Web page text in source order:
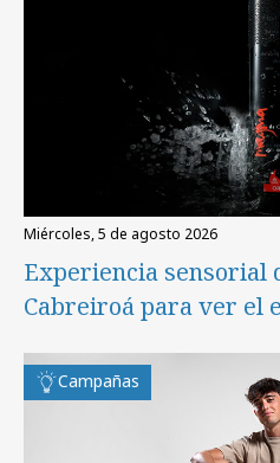
miércoles, 5 de agosto 2026
Experiencia sensorial
Cabreiroá para ver el
Campañas